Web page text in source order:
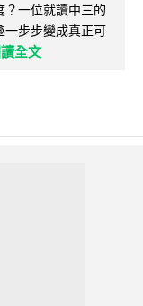
一位就讀中三的
一步步變成真正可
全文